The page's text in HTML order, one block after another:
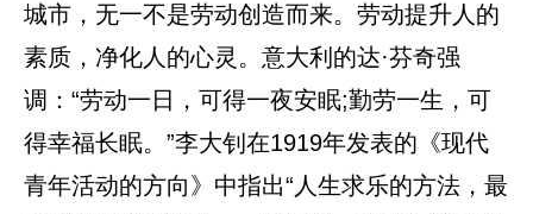
城市，无一不是劳动创造而来。劳动提升人的
素质，净化人的心灵。意大利的达·芬奇强
调：“劳动一日，可得一夜安眠;勤劳一生，可
得幸福长眠。”李大钊在1919年发表的《现代
青年活动的方向》中指出“人生求乐的方法，最